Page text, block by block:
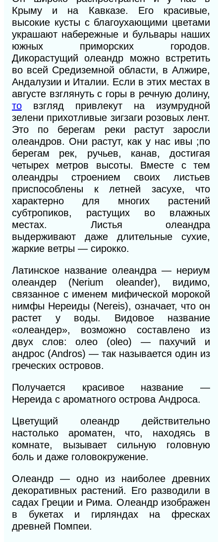
Крыму и на Кавказе. Его красивые,
высокие кусты с благоухающими цветами
украшают набережные и бульвары наших
южных приморских городов.
Дикорастущий олеандр можно встретить
во всей Средиземной области, в Алжире,
Андалузии и Италии. Если в этих местах в
августе взглянуть с горы в речную долину,
то взгляд привлекут на изумрудной
зелени прихотливые зигзаги розовых лент.
Это по берегам реки растут заросли
олеандров. Они растут, как у нас ивы ;по
берегам рек, ручьев, канав, достигая
четырех метров высоты. Вместе с тем
олеандры строением своих листьев
приспособлены к летней засухе, что
характерно для многих растений
субтропиков, растущих во влажных
местах. Листья олеандра
выдерживают даже длительные сухие,
жаркие ветры — сирокко.
Латинское название олеандра — нериум
олеандер (Nerium oleander), видимо,
связанное с именем мифической морокой
нимфы Нереиды (Nereis), означает, что он
растет у воды. Видовое название
«олеандер», возможно составлено из
двух слов: олео (oleo) — пахучий и
андрос (Andros) — так называется один из
греческих островов.
Получается красивое название —
Нереида с ароматного острова Андроса.
Цветущий олеандр действительно
настолько ароматен, что, находясь в
комнате, вызывает сильную головную
боль и даже головокружение.
Олеандр — одно из наиболее древних
декоративных растений. Его разводили в
садах Греции и Рима. Олеандр изображен
в букетах и гирляндах на фресках
древней Помпеи.